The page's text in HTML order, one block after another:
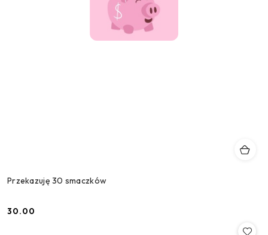
Przekazuję 30 smaczków
Cena:
30.00